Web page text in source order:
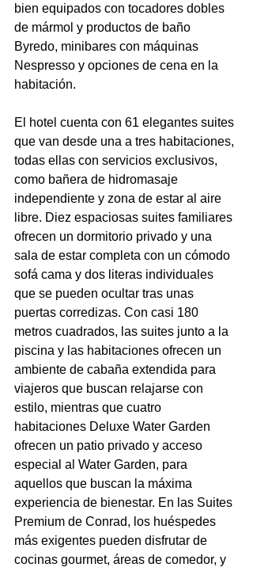
bien equipados con tocadores dobles
de mármol y productos de baño
Byredo, minibares con máquinas
Nespresso y opciones de cena en la
habitación.
El hotel cuenta con 61 elegantes suites
que van desde una a tres habitaciones,
todas ellas con servicios exclusivos,
como bañera de hidromasaje
independiente y zona de estar al aire
libre. Diez espaciosas suites familiares
ofrecen un dormitorio privado y una
sala de estar completa con un cómodo
sofá cama y dos literas individuales
que se pueden ocultar tras unas
puertas corredizas. Con casi 180
metros cuadrados, las suites junto a la
piscina y las habitaciones ofrecen un
ambiente de cabaña extendida para
viajeros que buscan relajarse con
estilo, mientras que cuatro
habitaciones Deluxe Water Garden
ofrecen un patio privado y acceso
especial al Water Garden, para
aquellos que buscan la máxima
experiencia de bienestar. En las Suites
Premium de Conrad, los huéspedes
más exigentes pueden disfrutar de
cocinas gourmet, áreas de comedor, y